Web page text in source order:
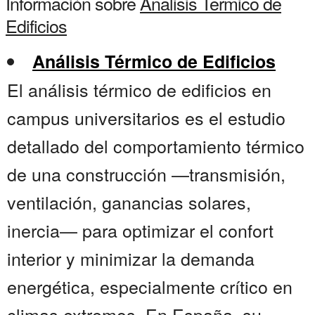
Edificios
Análisis Térmico de Edificios
El análisis térmico de edificios en
campus universitarios es el estudio
detallado del comportamiento térmico
de una construcción —transmisión,
ventilación, ganancias solares,
inercia— para optimizar el confort
interior y minimizar la demanda
energética, especialmente crítico en